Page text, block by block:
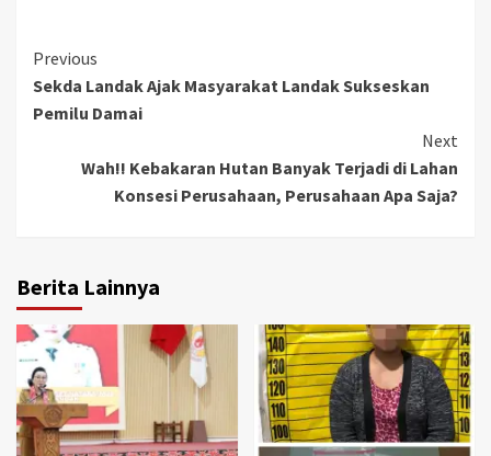
Continue
Reading
Previous
Sekda Landak Ajak Masyarakat Landak Sukseskan
Pemilu Damai
Next
Wah!! Kebakaran Hutan Banyak Terjadi di Lahan
Konsesi Perusahaan, Perusahaan Apa Saja?
Berita Lainnya